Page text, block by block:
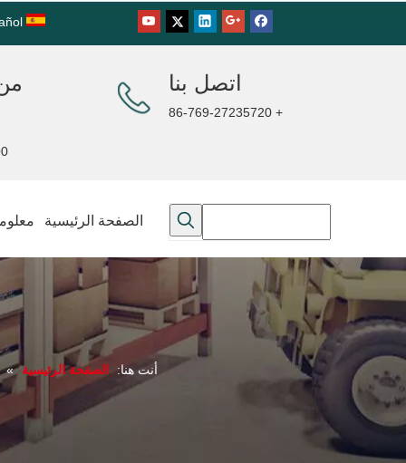
اتصل بنا
+ 86-769-27235720
الصفحة الرئيسية
أنت هنا: الصفحة الرئيسية »